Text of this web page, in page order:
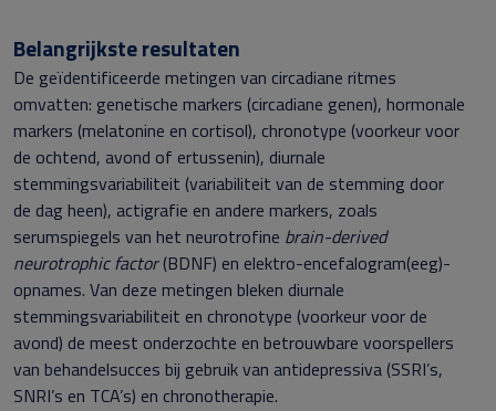
Belangrijkste resultaten
De geïdentificeerde metingen van circadiane ritmes
omvatten: genetische markers (circadiane genen), hormonale
markers (melatonine en cortisol), chronotype (voorkeur voor
de ochtend, avond of ertussenin), diurnale
stemmingsvariabiliteit (variabiliteit van de stemming door
de dag heen), actigrafie en andere markers, zoals
serumspiegels van het neurotrofine brain-derived
neurotrophic factor(BDNF) en elektro-encefalogram(eeg)-
opnames. Van deze metingen bleken diurnale
stemmingsvariabiliteit en chronotype (voorkeur voor de
avond) de meest onderzochte en betrouwbare voorspellers
van behandelsucces bij gebruik van antidepressiva (SSRI’s,
SNRI’s en TCA’s) en chronotherapie.